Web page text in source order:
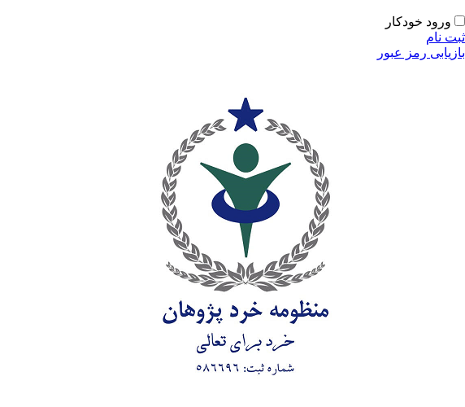
ورود خودکار
ثبت نام
بازیابی رمز عبور